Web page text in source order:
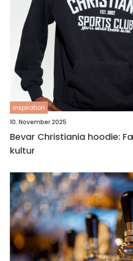
inspiration
10. November 2025
Bevar Christiania hoodie:
kultur